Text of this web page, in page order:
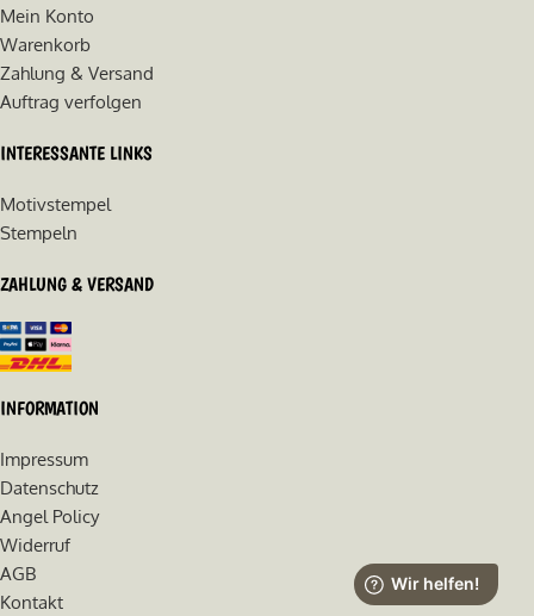
Mein Konto
Warenkorb
Zahlung & Versand
Auftrag verfolgen
INTERESSANTE LINKS
Motivstempel
Stempeln
ZAHLUNG & VERSAND
INFORMATION
Impressum
Datenschutz
Angel Policy
Widerruf
AGB
Kontakt